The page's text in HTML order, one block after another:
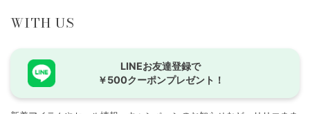
WITH US
LINEお友達登録で
￥500クーポンプレゼント！